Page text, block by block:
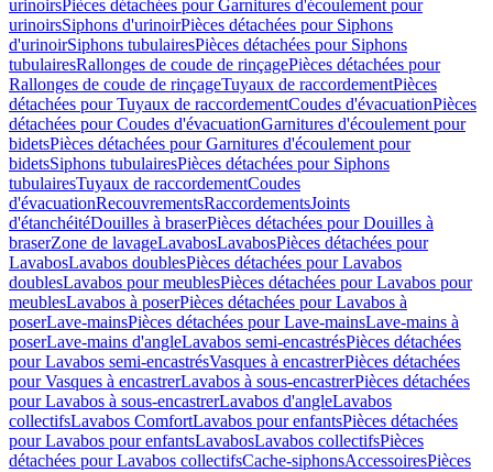
urinoirsPièces détachées pour Garnitures d'écoulement pour
urinoirsSiphons d'urinoirPièces détachées pour Siphons
d'urinoirSiphons tubulairesPièces détachées pour Siphons
tubulairesRallonges de coude de rinçagePièces détachées pour
Rallonges de coude de rinçageTuyaux de raccordementPièces
détachées pour Tuyaux de raccordementCoudes d'évacuationPièces
détachées pour Coudes d'évacuationGarnitures d'écoulement pour
bidetsPièces détachées pour Garnitures d'écoulement pour
bidetsSiphons tubulairesPièces détachées pour Siphons
tubulairesTuyaux de raccordementCoudes
d'évacuationRecouvrementsRaccordementsJoints
d'étanchéitéDouilles à braserPièces détachées pour Douilles à
braserZone de lavageLavabosLavabosPièces détachées pour
LavabosLavabos doublesPièces détachées pour Lavabos
doublesLavabos pour meublesPièces détachées pour Lavabos pour
meublesLavabos à poserPièces détachées pour Lavabos à
poserLave-mainsPièces détachées pour Lave-mainsLave-mains à
poserLave-mains d'angleLavabos semi-encastrésPièces détachées
pour Lavabos semi-encastrésVasques à encastrerPièces détachées
pour Vasques à encastrerLavabos à sous-encastrerPièces détachées
pour Lavabos à sous-encastrerLavabos d'angleLavabos
collectifsLavabos ComfortLavabos pour enfantsPièces détachées
pour Lavabos pour enfantsLavabosLavabos collectifsPièces
détachées pour Lavabos collectifsCache-siphonsAccessoiresPièces